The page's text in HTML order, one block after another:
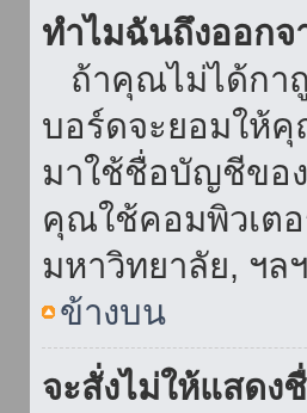
ทำไมฉันถึงออก
ถ้าคุณไม่ได้กา
บอร์ดจะยอมให้
มาใช้ชื่อบัญชีขอ
คุณใช้คอมพิวเตอ
มหาวิทยาลัย, ฯลฯ
ข้างบน
จะสั่งไม่ให้แสดง